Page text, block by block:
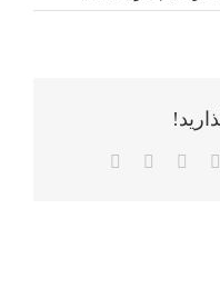
Tumblr
Pinterest